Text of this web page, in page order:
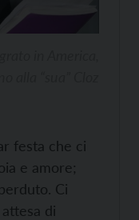
festa che ci
e amore;
Ci
di